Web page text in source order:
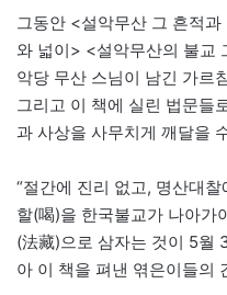
그동안 <설악무산 그 흔적
와 넓이> <설악무산의 불교
악당 무산 스님이 남긴 가르
그리고 이 책에 실린 법문들
과 사상을 사무치게 깨달을
“절간에 진리 없고, 명산대
할(喝)을 한국불교가 나아가
(法藏)으로 삼자는 것이 5월
아 이 책을 펴낸 엮은이들의